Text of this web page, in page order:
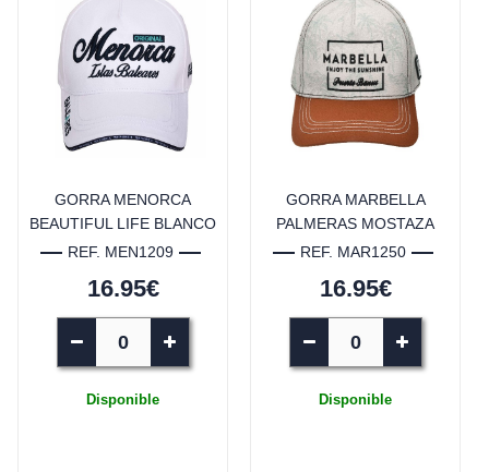
GORRA MENORCA
BEAUTIFUL LIFE BLANCO
REF. MEN1209
16.95€
Disponible
GORRA MARBELLA
PALMERAS MOSTAZA
REF. MAR1250
16.95€
Disponible